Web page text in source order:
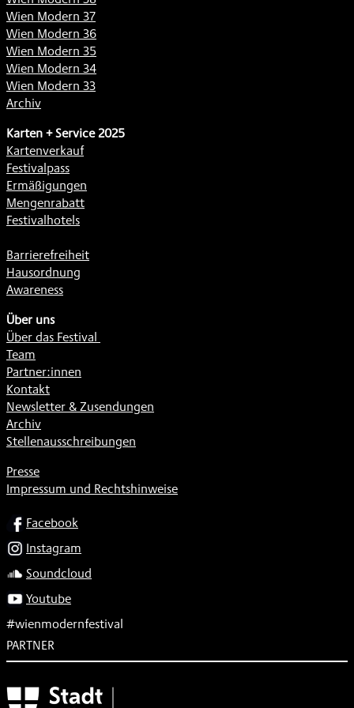
Wien Modern 37
Wien Modern 36
Wien Modern 35
Wien Modern 34
Wien Modern 33
Archiv
Karten + Service 2025
Kartenverkauf
Festivalpass
Ermäßigungen
Mengenrabatt
Festivalhotels
Barrierefreiheit
Hausordnung
Awareness
Über uns
Über das Festival
Team
Partner:innen
Kontakt
Newsletter & Zusendungen
Archiv
Stellenausschreibungen
Presse
Impressum und Rechtshinweise
SOCIALFacebook
Instagram
Soundcloud
Youtube
#wienmodernfestival
PARTNER
Subventionsgeber